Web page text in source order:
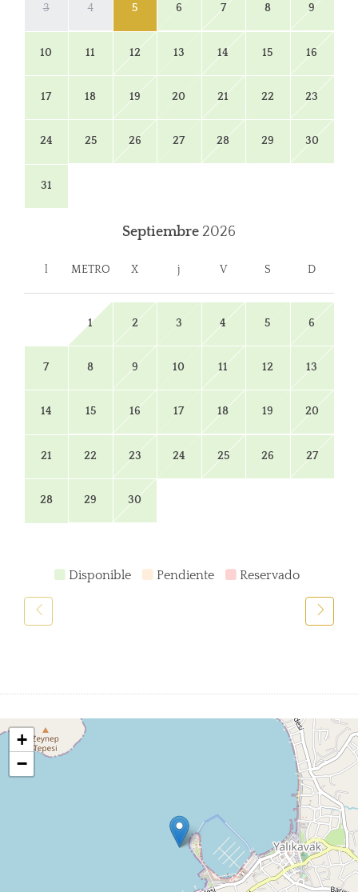
3 4 5 6 7 8 9
10 11 12 13 14 15 16
17 18 19 20 21 22 23
24 25 26 27 28 29 30
31
Septiembre 2026
l METRO X j V S D
1 2 3 4 5 6
7 8 9 10 11 12 13
14 15 16 17 18 19 20
21 22 23 24 25 26 27
28 29 30
Disponible Pendiente Reservado
+
−